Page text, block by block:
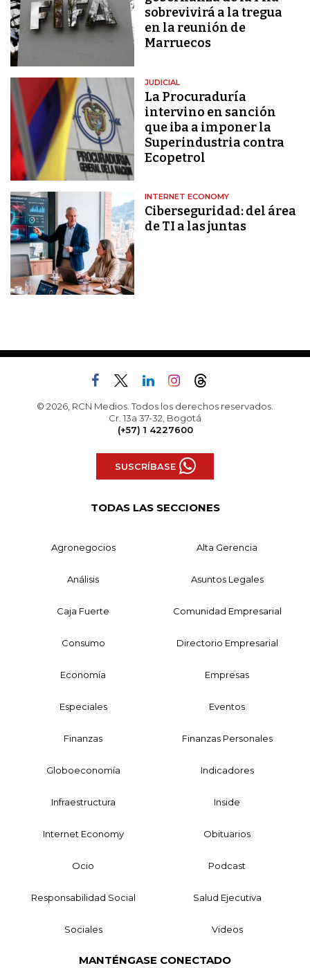
sobrevivirá a la tregua
en la reunión de
Marruecos
JUDICIAL
La Procuraduría
intervino en sanción
que iba a imponer la
Superindustria contra
Ecopetrol
INTERNET ECONOMY
Ciberseguridad: del área
de TI a las juntas
© 2026, RCN Medios. Todos los derechos reservados.
Cr. 13a 37-32, Bogotá
(+57) 1 4227600
SUSCRÍBASE
TODAS LAS SECCIONES
Agronegocios Alta Gerencia
Análisis Asuntos Legales
Caja Fuerte Comunidad Empresarial
Consumo Directorio Empresarial
Economía Empresas
Especiales Eventos
Finanzas Finanzas Personales
Globoeconomía Indicadores
Infraestructura Inside
Internet Economy Obituarios
Ocio Podcast
Responsabilidad Social Salud Ejecutiva
Sociales Videos
MANTÉNGASE CONECTADO